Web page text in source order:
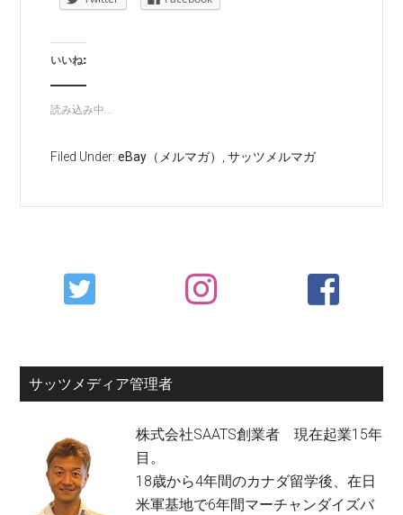
いいね:
読み込み中...
Filed Under:eBay（メルマガ） ,サッツメルマガ
Primary
Sidebar
サッツメディア管理者
株式会社SAATS創業者 現在起業15年
目。
18歳から4年間のカナダ留学後、在日
米軍基地で6年間マーチャンダイズバ